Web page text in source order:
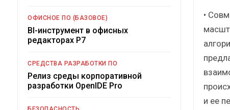
•
и ее
ОФИСНОЕ ПО (БАЗОВОЕ)
BI-инструмент в офисных
редакторах Р7
СРЕДСТВА РАЗРАБОТКИ ПО
Релиз среды корпоративной
разработки OpenIDE Pro